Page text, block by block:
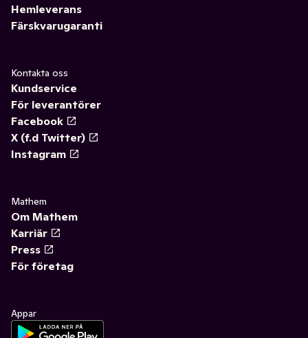
Hemleverans
Färskvarugaranti
Kontakta oss
Kundservice
För leverantörer
Facebook
X (f.d Twitter)
Instagram
Mathem
Om Mathem
Karriär
Press
För företag
Appar